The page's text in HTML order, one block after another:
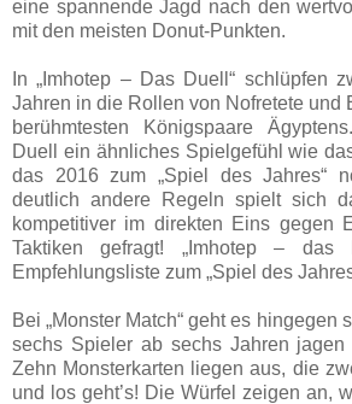
eine spannende Jagd nach den
mit den meisten Donut-Punkten.
In „Imhotep – Das Duell“ schlüpfen
Jahren in die Rollen von Nofretete und
berühmtesten Königspaare
Duell ein ähnliches Spielgefühl wie
das 2016 zum „Spiel des Jahres“
deutlich andere Regeln spielt sich
kompetitiver im direkten Eins gegen
Taktiken gefragt! „Imhotep –
Empfehlungsliste zum „Spiel des
Bei „Monster Match“ geht es hingegen
sechs Spieler ab sechs Jahren jagen
Zehn Monsterkarten liegen aus, die
und los geht’s! Die Würfel zeigen an,